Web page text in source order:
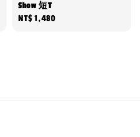
Show 短T
Regular
NT$ 1,480